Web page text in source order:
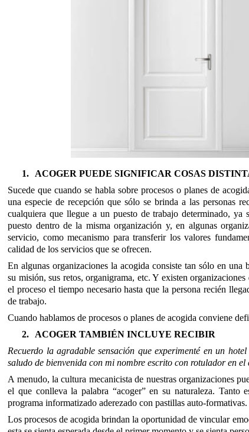
1.
ACOGER PUEDE SIGNIFICAR COSAS
Sucede que cuando se habla sobre procesos o planes de
una especie de recepción que sólo se brinda a las personas
cualquiera que llegue a un puesto de trabajo determinado, ya
puesto dentro de la misma organización y, en algunas
servicio, como mecanismo para transferir los valores
calidad de los servicios que se ofrecen.
En algunas organizaciones la acogida consiste tan sólo en
su misión, sus retos, organigrama, etc. Y existen
el proceso el tiempo necesario hasta que la persona recién
de trabajo.
Cuando hablamos de procesos o planes de acogida conviene
2.
ACOGER TAMBIÉN INCLUYE RECIBIR
Recuerdo la agradable sensación que experimenté en un
saludo de bienvenida con mi nombre escrito con rotulador en el
A menudo, la cultura mecanicista de nuestras organizaciones
el que conlleva la palabra “acoger” en su naturaleza.
programa informatizado aderezado con pastillas auto-formativas.
Los procesos de acogida brindan la oportunidad de vincular